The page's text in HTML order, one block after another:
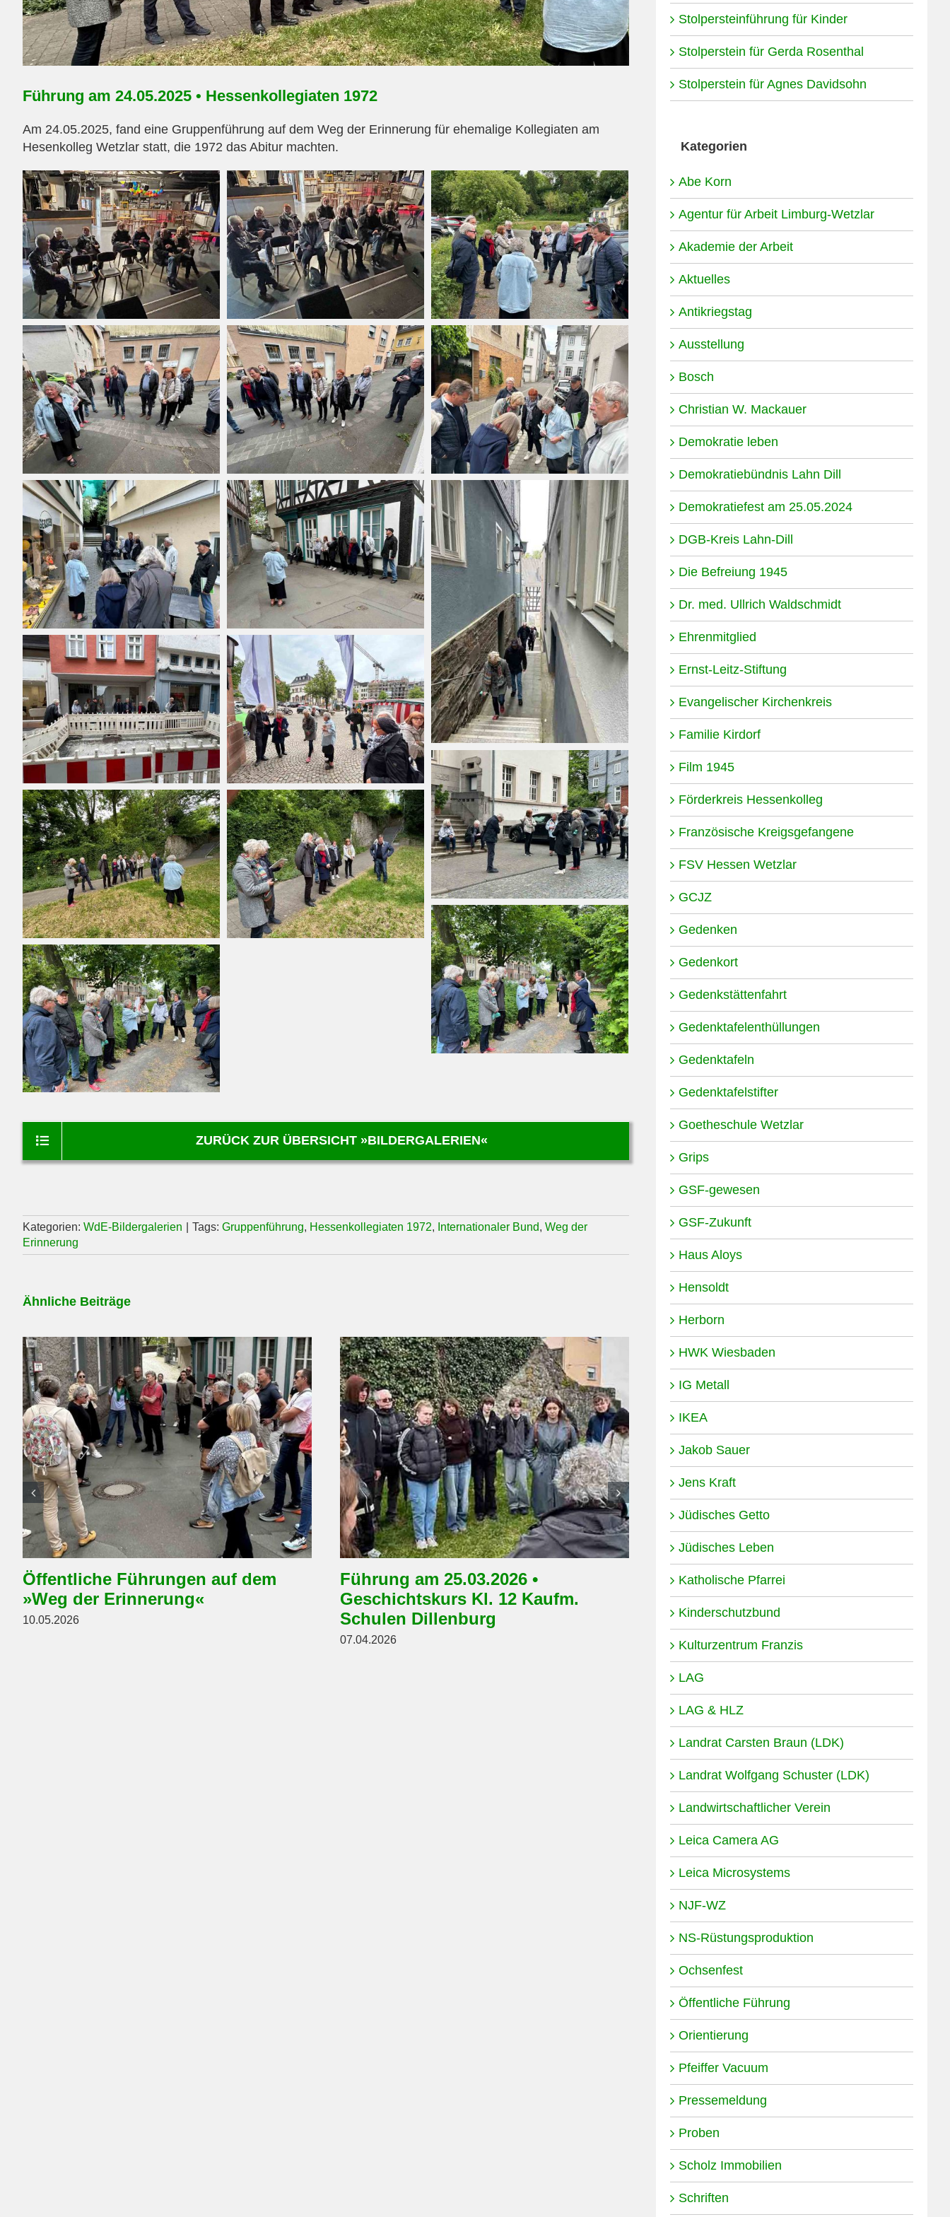
Führung am 24.05.2025 • Hessenkollegiaten 1972
Am 24.05.2025, fand eine Gruppenführung auf dem Weg der Erinnerung für ehemalige Kollegiaten am
Hesenkolleg Wetzlar statt, die 1972 das Abitur machten.
ZURÜCK ZUR ÜBERSICHT »BILDERGALERIEN«
Kategorien: WdE-Bildergalerien Tags: Gruppenführung, Hessenkollegiaten 1972, Internationaler Bund, Weg der
Erinnerung
Ähnliche Beiträge
Öffentliche Führungen auf dem
»Weg der Erinnerung«
10.05.2026
Führung am 25.03.2026 •
Geschichtskurs Kl. 12 Kaufm.
Schulen Dillenburg
07.04.2026
Führung am 22.03.2025 •
Spezialführung auf den Spuren der
Familie & Firma Leitz
23.03.2026
Stolpersteinführung für Kinder
Stolperstein für Gerda Rosenthal
Stolperstein für Agnes Davidsohn
Kategorien
Abe Korn
Agentur für Arbeit Limburg-Wetzlar
Akademie der Arbeit
Aktuelles
Antikriegstag
Ausstellung
Bosch
Christian W. Mackauer
Demokratie leben
Demokratiebündnis Lahn Dill
Demokratiefest am 25.05.2024
DGB-Kreis Lahn-Dill
Die Befreiung 1945
Dr. med. Ullrich Waldschmidt
Ehrenmitglied
Ernst-Leitz-Stiftung
Evangelischer Kirchenkreis
Familie Kirdorf
Film 1945
Förderkreis Hessenkolleg
Französische Kreigsgefangene
FSV Hessen Wetzlar
GCJZ
Gedenken
Gedenkort
Gedenkstättenfahrt
Gedenktafelenthüllungen
Gedenktafeln
Gedenktafelstifter
Goetheschule Wetzlar
Grips
GSF-gewesen
GSF-Zukunft
Haus Aloys
Hensoldt
Herborn
HWK Wiesbaden
IG Metall
IKEA
Jakob Sauer
Jens Kraft
Jüdisches Getto
Jüdisches Leben
Katholische Pfarrei
Kinderschutzbund
Kulturzentrum Franzis
LAG
LAG & HLZ
Landrat Carsten Braun (LDK)
Landrat Wolfgang Schuster (LDK)
Landwirtschaftlicher Verein
Leica Camera AG
Leica Microsystems
NJF-WZ
NS-Rüstungsproduktion
Ochsenfest
Öffentliche Führung
Orientierung
Pfeiffer Vacuum
Pressemeldung
Proben
Scholz Immobilien
Schriften